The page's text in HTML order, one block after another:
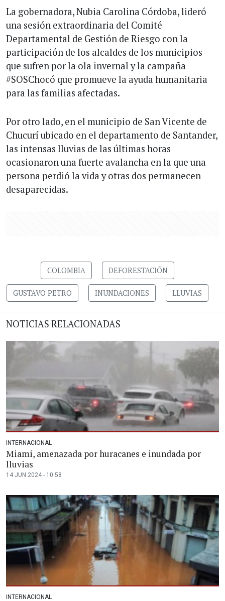
La gobernadora, Nubia Carolina Córdoba, lideró
una sesión extraordinaria del Comité
Departamental de Gestión de Riesgo con la
participación de los alcaldes de los municipios
que sufren por la ola invernal y la campaña
#SOSChocó que promueve la ayuda humanitaria
para las familias afectadas.
Por otro lado, en el municipio de San Vicente de
Chucurí ubicado en el departamento de Santander,
las intensas lluvias de las últimas horas
ocasionaron una fuerte avalancha en la que una
persona perdió la vida y otras dos permanecen
desaparecidas.
COLOMBIA DEFORESTACIÓN
GUSTAVO PETRO INUNDACIONES LLUVIAS
NOTICIAS RELACIONADAS
INTERNACIONAL
Miami, amenazada por huracanes e inundada por
lluvias
14 JUN 2024 - 10:58
INTERNACIONAL